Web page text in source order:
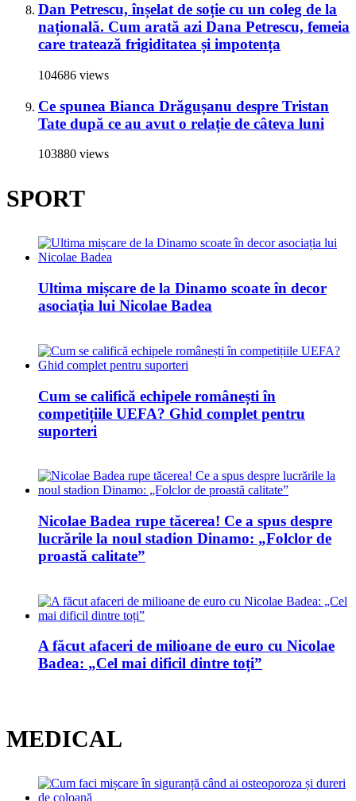
Dan Petrescu, înșelat de soție cu un coleg de la
națională. Cum arată azi Dana Petrescu, femeia
care tratează frigiditatea și impotența
104686 views
Ce spunea Bianca Drăgușanu despre Tristan
Tate după ce au avut o relație de câteva luni
103880 views
SPORT
Ultima mișcare de la Dinamo scoate în decor
asociația lui Nicolae Badea
Cum se califică echipele românești în
competițiile UEFA? Ghid complet pentru
suporteri
Nicolae Badea rupe tăcerea! Ce a spus despre
lucrările la noul stadion Dinamo: „Folclor de
proastă calitate”
A făcut afaceri de milioane de euro cu Nicolae
Badea: „Cel mai dificil dintre toți”
MEDICAL